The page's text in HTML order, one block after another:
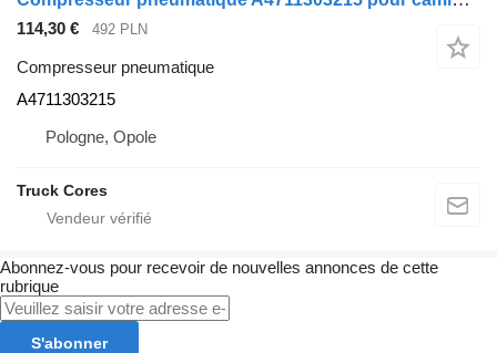
114,30 € 492 PLN
Compresseur pneumatique
A4711303215
Pologne, Opole
Truck Cores
Abonnez-vous pour recevoir de nouvelles annonces de cette
rubrique
S'abonner